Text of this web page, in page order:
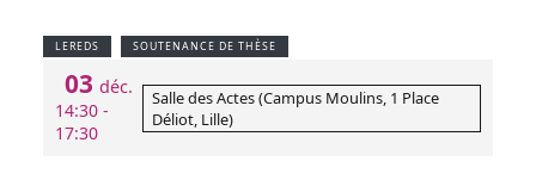
LEREDS SOUTENANCE DE THÈSE
03 déc.
14:30 -
17:30
Salle des Actes (Campus Moulins, 1 Place
Déliot, Lille)